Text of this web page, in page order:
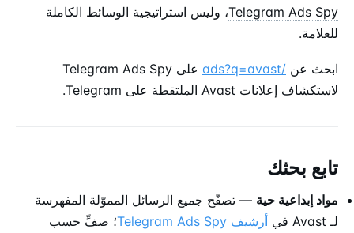
Telegram Ads Spy، وليس استراتيجية الوسائط الكاملة
للعلامة.
ابحث عن /ads?q=avast
على Telegram Ads Spy
لاستكشاف إعلانات Avast الملتقطة على Telegram.
تابع بحثك
مواد إبداعية حية — تصفّح جميع الرسائل المموّلة المفهرسة
لـ Avast في
أرشيف Telegram Ads Spy
؛ صفِّ حسب